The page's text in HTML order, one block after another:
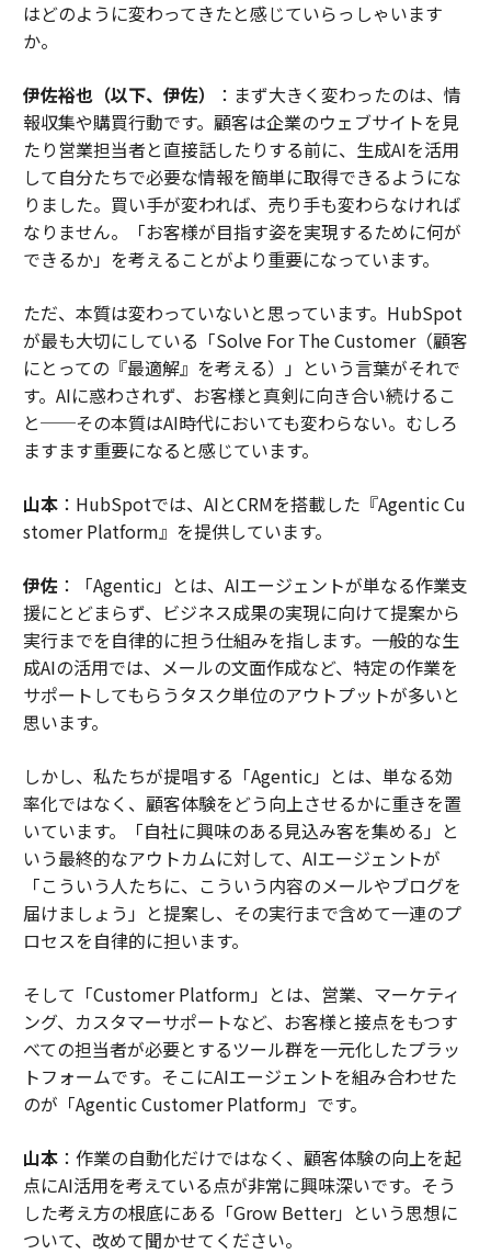
はどのように変わってきたと感じていらっしゃいます
か。
伊佐裕也（以下、伊佐）
：まず大きく変わったのは、情
報収集や購買行動です。顧客は企業のウェブサイトを見
たり営業担当者と直接話したりする前に、生成AIを活用
して自分たちで必要な情報を簡単に取得できるようにな
りました。買い手が変われば、売り手も変わらなければ
なりません。「お客様が目指す姿を実現するために何が
できるか」を考えることがより重要になっています。
ただ、本質は変わっていないと思っています。HubSpot
が最も大切にしている「Solve For The Customer（顧客
にとっての『最適解』を考える）」という言葉がそれで
す。AIに惑わされず、お客様と真剣に向き合い続けるこ
と──その本質はAI時代においても変わらない。むしろ
ますます重要になると感じています。
山本：HubSpotでは、AIとCRMを搭載した『Agentic Cu
stomer Platform』を提供しています。
伊佐：「Agentic」とは、AIエージェントが単なる作業支
援にとどまらず、ビジネス成果の実現に向けて提案から
実行までを自律的に担う仕組みを指します。一般的な生
成AIの活用では、メールの文面作成など、特定の作業を
サポートしてもらうタスク単位のアウトプットが多いと
思います。
しかし、私たちが提唱する「Agentic」とは、単なる効
率化ではなく、顧客体験をどう向上させるかに重きを置
いています。「自社に興味のある見込み客を集める」と
いう最終的なアウトカムに対して、AIエージェントが
「こういう人たちに、こういう内容のメールやブログを
届けましょう」と提案し、その実行まで含めて一連のプ
ロセスを自律的に担います。
そして「Customer Platform」とは、営業、マーケティ
ング、カスタマーサポートなど、お客様と接点をもつす
べての担当者が必要とするツール群を一元化したプラッ
トフォームです。そこにAIエージェントを組み合わせた
のが「Agentic Customer Platform」です。
山本：作業の自動化だけではなく、顧客体験の向上を起
点にAI活用を考えている点が非常に興味深いです。そう
した考え方の根底にある「Grow Better」という思想に
ついて、改めて聞かせてください。